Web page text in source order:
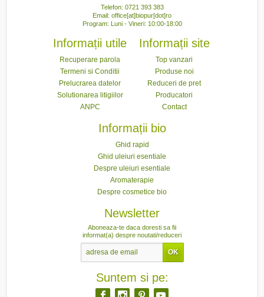
Telefon: 0721 393 383
Email: office[at]biopur[dot]ro
Program: Luni - Vineri: 10:00-18:00
Informații utile
Recuperare parola
Termeni si Conditii
Prelucrarea datelor
Solutionarea litigiilor
ANPC
Informații site
Top vanzari
Produse noi
Reduceri de pret
Producatori
Contact
Informații bio
Ghid rapid
Ghid uleiuri esentiale
Despre uleiuri esentiale
Aromaterapie
Despre cosmetice bio
Newsletter
Aboneaza-te daca doresti sa fii
informat(a) despre noutati/reduceri
Suntem si pe: